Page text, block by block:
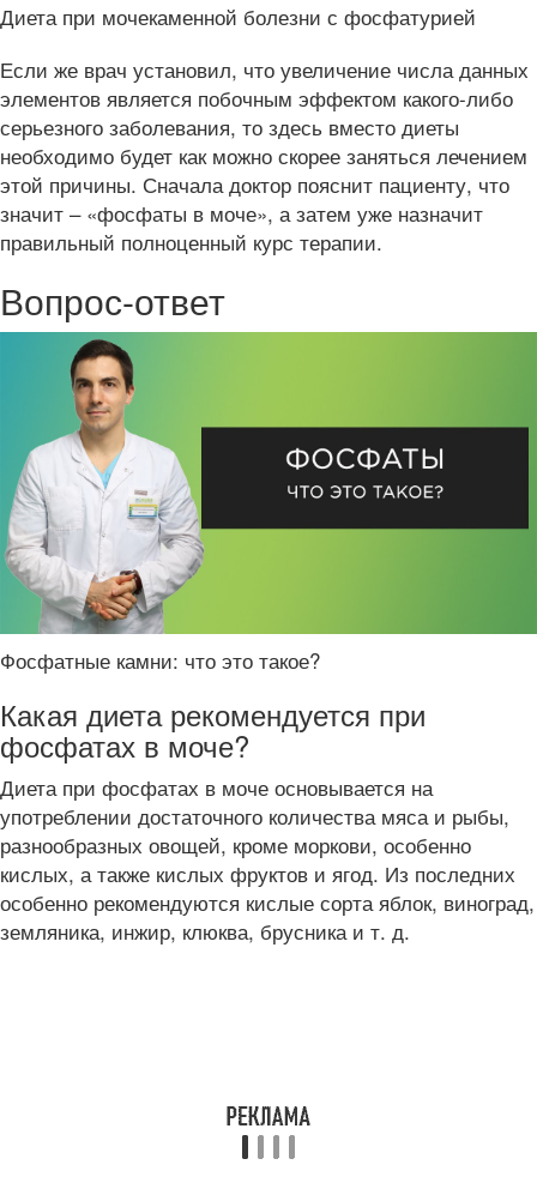
Диета при мочекаменной болезни с фосфатурией
Если же врач установил, что увеличение числа данных
элементов является побочным эффектом какого-либо
серьезного заболевания, то здесь вместо диеты
необходимо будет как можно скорее заняться лечением
этой причины. Сначала доктор пояснит пациенту, что
значит – «фосфаты в моче», а затем уже назначит
правильный полноценный курс терапии.
Вопрос-ответ
Фосфатные камни: что это такое?
Какая диета рекомендуется при
фосфатах в моче?
Диета при фосфатах в моче основывается на
употреблении достаточного количества мяса и рыбы,
разнообразных овощей, кроме моркови, особенно
кислых, а также кислых фруктов и ягод. Из последних
особенно рекомендуются кислые сорта яблок, виноград,
земляника, инжир, клюква, брусника и т. д.